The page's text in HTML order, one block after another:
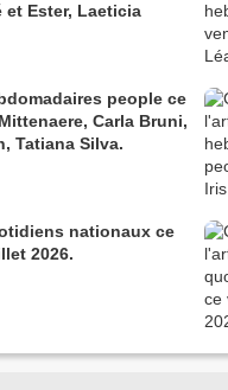
et Ester, Laeticia
people ce
Carla Bruni,
Tatiana Silva.
nationaux ce
2026.